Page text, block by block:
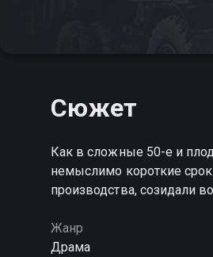
Сюжет
Как в сложные 50-е и
немыслимо короткие
производства, созидали
Жанр
Драма